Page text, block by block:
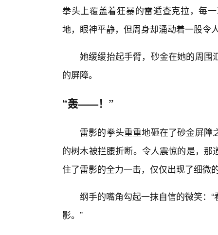
拳头上覆盖着狂暴的雷遁查克拉，每
地，眼神平静，但周身却涌动着一股令
她缓缓抬起手臂，砂金在她的周围
的屏障。
“轰——！”
雷影的拳头重重地砸在了砂金屏
的树木被拦腰折断。令人震惊的是，
住了雷影的全力一击，仅仅出现了细微
纲手的嘴角勾起一抹自信的微笑：
影。”